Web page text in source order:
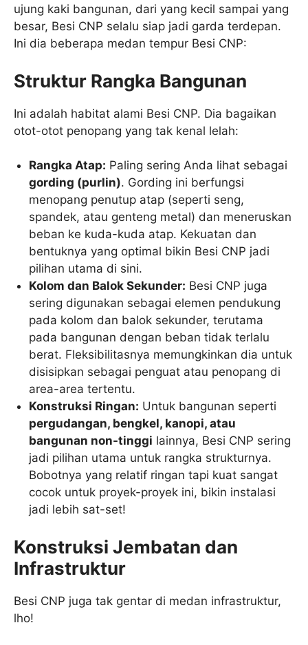
ujung kaki bangunan, dari yang kecil sampai yang
besar, Besi CNP selalu siap jadi garda terdepan.
Ini dia beberapa medan tempur Besi CNP:
Struktur Rangka Bangunan
Ini adalah habitat alami Besi CNP. Dia bagaikan
otot-otot penopang yang tak kenal lelah:
Rangka Atap: Paling sering Anda lihat sebagai
gording (purlin). Gording ini berfungsi
menopang penutup atap (seperti seng,
spandek, atau genteng metal) dan meneruskan
beban ke kuda-kuda atap. Kekuatan dan
bentuknya yang optimal bikin Besi CNP jadi
pilihan utama di sini.
Kolom dan Balok Sekunder: Besi CNP juga
sering digunakan sebagai elemen pendukung
pada kolom dan balok sekunder, terutama
pada bangunan dengan beban tidak terlalu
berat. Fleksibilitasnya memungkinkan dia untuk
disisipkan sebagai penguat atau penopang di
area-area tertentu.
Konstruksi Ringan: Untuk bangunan seperti
pergudangan, bengkel, kanopi, atau
bangunan non-tinggi lainnya, Besi CNP sering
jadi pilihan utama untuk rangka strukturnya.
Bobotnya yang relatif ringan tapi kuat sangat
cocok untuk proyek-proyek ini, bikin instalasi
jadi lebih sat-set!
Konstruksi Jembatan dan
Infrastruktur
Besi CNP juga tak gentar di medan infrastruktur,
lho!